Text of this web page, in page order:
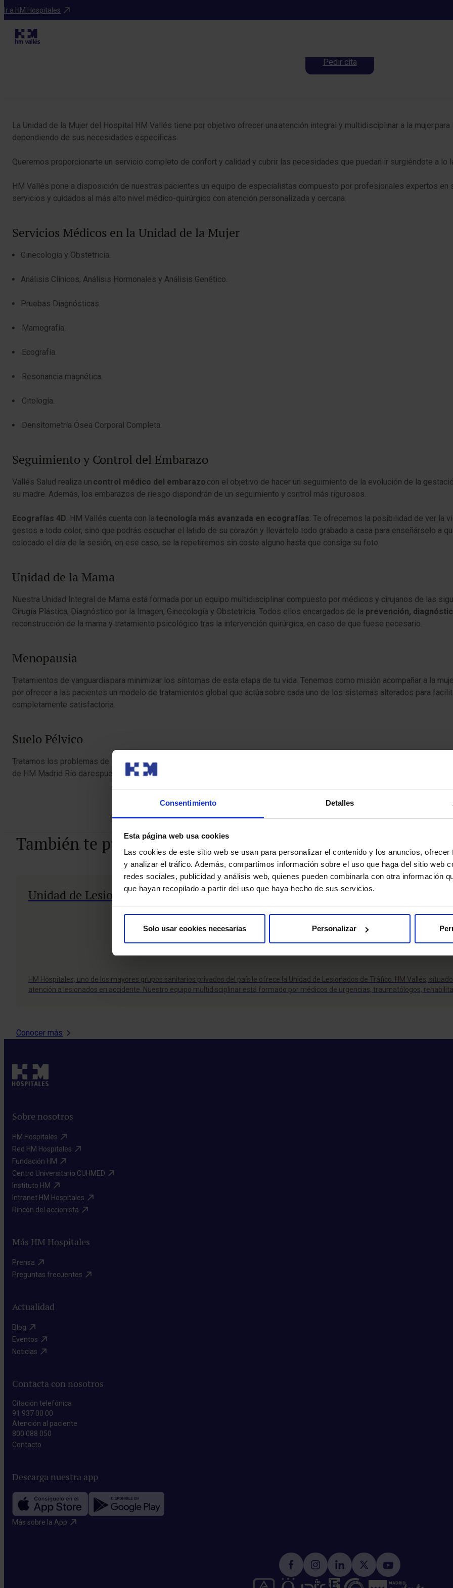
Consentimiento Detalles
Esta página web usa cookies
Las cookies de este sitio web se usan para personalizar el contenido y los anuncios,
y analizar el tráfico. Además, compartimos información sobre el uso que haga del sitio web
redes sociales, publicidad y análisis web, quienes pueden combinarla con otra información
que hayan recopilado a partir del uso que haya hecho de sus servicios.
Solo usar cookies necesarias Personalizar
Ir a HM Hospitales
Programas médicos
Unidad de la Mujer
Pedir cita
La Unidad de la Mujer del Hospital HM Vallés tiene por objetivo ofrecer una atención integral y multidisciplinar a la mujer
dependiendo de sus necesidades específicas.
​​​Queremos proporcionarte un servicio completo de confort y calidad y cubrir las necesidades que puedan ir surgiéndote a lo
HM Vallés pone a disposición de nuestras pacientes un equipo de especialistas compuesto por profesionales expertos en
servicios y cuidados al más alto nivel médico-quirúrgico con atención personalizada y cercana.
Servicios Médicos en la Unidad de la Mujer
Ginecología y Obstetricia.
Análisis Clínicos, Análisis Hormonales y Análisis Genético.
Pruebas Diagnósticas.
Mamografía.
Ecografía.
Resonancia magnética.
Citología.
Densitometría Ósea Corporal Completa.
Seguimiento y Control del Embarazo
Vallés Salud realiza un control médico del embarazo con el objetivo de hacer un seguimiento de la evolución de la
su madre. Además, los embarazos de riesgo dispondrán de un seguimiento y control más rigurosos.
Ecografías 4D. HM Vallés cuenta con la tecnología más avanzada en ecografías. Te ofrecemos la posibilidad de ver la
gestos a todo color, sino que podrás escuchar el latido de su corazón y llevártelo todo grabado a casa para enseñárselo a
colocado el día de la sesión, en ese caso, se la repetiremos sin coste alguno hasta que consiga su foto.
Unidad de la Mama
Nuestra Unidad Integral de Mama está formada por un equipo multidisciplinar compuesto por médicos y cirujanos de las
Cirugía Plástica, Diagnóstico por la Imagen, Ginecología y Obstetricia. Todos ellos encargados de la prevención,
reconstrucción de la mama y tratamiento psicológico tras la intervención quirúrgica, en caso de que fuese necesario.
Menopausia
Tratamientos de vanguardia para minimizar los síntomas de esta etapa de tu vida. Tenemos como misión acompañar a la
por ofrecer a las pacientes un modelo de tratamientos global que actúa sobre cada uno de los sistemas alterados para
completamente satisfactoria.
Suelo Pélvico
Tratamos los problemas de incontinencia urinaria, prolapsos, molestias en las relaciones y todas las patologías de suelo
de HM Madrid Río da respuesta y soluciones a esta patología tan común en la mujer.
También te puede interesar
Unidad de Lesionados de Tráfico
HM Hospitales, uno de los mayores grupos sanitarios privados del país le ofrece la Unidad de Lesionados de Tráfico. HM Vallés,
atención a lesionados en accidente. Nuestro equipo multidisciplinar está formado por médicos de urgencias, traumatólogos,
Conocer más
Sobre nosotros
HM Hospitales​
Red HM Hospitales​
Fundación HM​
Centro Universitario CUHMED​
Instituto HM​
Intranet HM Hospitales​
Rincón del accionista​
Más HM Hospitales
Prensa​
Preguntas frecuentes​
Actualidad
Blog​
Eventos​
Noticias​
Contacta con nosotros
Citación telefónica
91 937 00 00
Atención al paciente
800 088 050
Contacto​
Descarga nuestra app
Más sobre la App​